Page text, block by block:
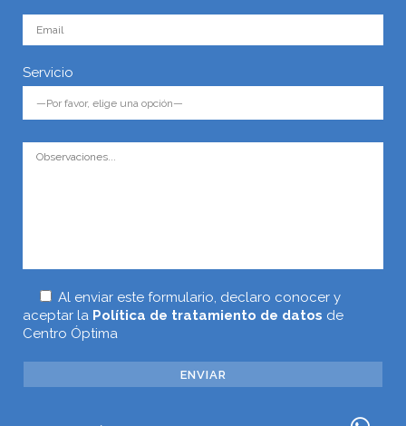
Servicio
Al enviar este formulario, declaro conocer y
aceptar la Política de tratamiento de datos de
Centro Óptima